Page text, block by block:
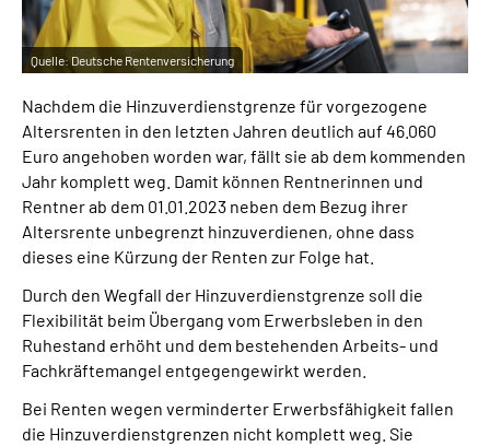
Suche
Mein Kundenportal
Quelle:Deutsche Rentenversicherung
Nachdem die Hinzuverdienstgrenze für vorgezogene
Altersrenten in den letzten Jahren deutlich auf 46.060
Euro angehoben worden war, fällt sie ab dem kommenden
Jahr komplett weg. Damit können Rentnerinnen und
Rentner ab dem 01.01.2023 neben dem Bezug ihrer
Altersrente unbegrenzt hinzuverdienen, ohne dass
dieses eine Kürzung der Renten zur Folge hat.
Durch den Wegfall der Hinzuverdienstgrenze soll die
Flexibilität beim Übergang vom Erwerbsleben in den
Ruhestand erhöht und dem bestehenden Arbeits- und
Fachkräftemangel entgegengewirkt werden.
Bei Renten wegen verminderter Erwerbsfähigkeit fallen
die Hinzuverdienstgrenzen nicht komplett weg. Sie